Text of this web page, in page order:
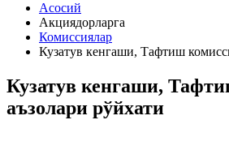
Асосий
Акциядорларга
Комиссиялар
Кузатув кенгаши, Тафтиш
Кузатув кенгаши,
аъзолари рўйхати